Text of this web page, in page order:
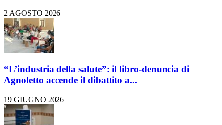
2 AGOSTO 2026
“L’industria della salute”: il libro-denuncia di
Agnoletto accende il dibattito a...
19 GIUGNO 2026